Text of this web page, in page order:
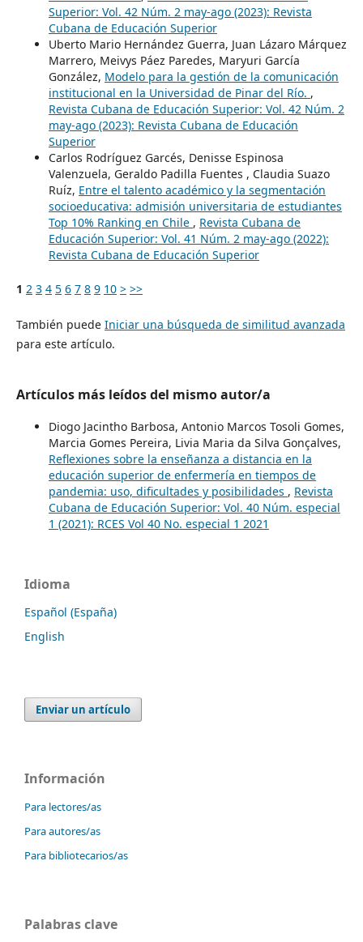
Superior: Vol. 42 Núm. 2 may-ago (2023): Revista
Cubana de Educación Superior
Uberto Mario Hernández Guerra, Juan Lázaro Márquez
Marrero, Meivys Páez Paredes, Maryuri García
González, Modelo para la gestión de la comunicación
institucional en la Universidad de Pinar del Río. ,
Revista Cubana de Educación Superior: Vol. 42 Núm. 2
may-ago (2023): Revista Cubana de Educación
Superior
Carlos Rodríguez Garcés, Denisse Espinosa
Valenzuela, Geraldo Padilla Fuentes , Claudia Suazo
Ruíz, Entre el talento académico y la segmentación
socioeducativa: admisión universitaria de estudiantes
Top 10% Ranking en Chile , Revista Cubana de
Educación Superior: Vol. 41 Núm. 2 may-ago (2022):
Revista Cubana de Educación Superior
1 2 3 4 5 6 7 8 9 10 > >>
También puede Iniciar una búsqueda de similitud avanzada
para este artículo.
Artículos más leídos del mismo autor/a
Diogo Jacintho Barbosa, Antonio Marcos Tosoli Gomes,
Marcia Gomes Pereira, Livia Maria da Silva Gonçalves,
Reflexiones sobre la enseñanza a distancia en la
educación superior de enfermería en tiempos de
pandemia: uso, dificultades y posibilidades , Revista
Cubana de Educación Superior: Vol. 40 Núm. especial
1 (2021): RCES Vol 40 No. especial 1 2021
Idioma
Español (España)
English
Enviar un artículo
Información
Para lectores/as
Para autores/as
Para bibliotecarios/as
Palabras clave